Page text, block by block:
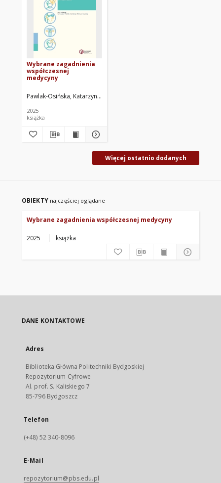
Wybrane zagadnienia
współczesnej
medycyny
Pawlak-Osińska, Katarzyna. Red.
2025
książka
Więcej ostatnio dodanych
OBIEKTY najczęściej oglądane
Wybrane zagadnienia współczesnej medycyny
2025 książka
DANE KONTAKTOWE
Adres
Biblioteka Główna Politechniki Bydgoskiej
Repozytorium Cyfrowe
Al. prof. S. Kaliskiego 7
85-796 Bydgoszcz
Telefon
(+48) 52 340-8096
E-Mail
repozytorium@pbs.edu.pl